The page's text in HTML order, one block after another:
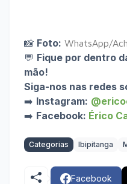
📸 Foto: WhatsApp/
💬 Fique por dentro
mão!
Siga-nos nas redes
➡️ Instagram:
➡️ Facebook: Érico
Categorias Ibipitanga
Facebook